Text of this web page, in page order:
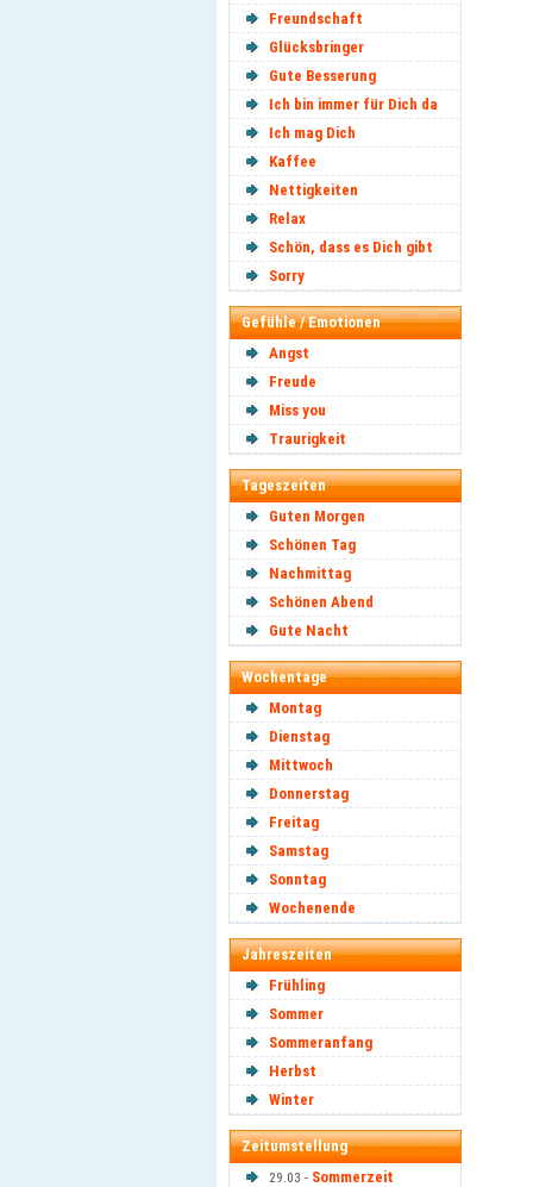
Freundschaft
Glücksbringer
Gute Besserung
Ich bin immer für Dich da
Ich mag Dich
Kaffee
Nettigkeiten
Relax
Schön, dass es Dich gibt
Sorry
Gefühle / Emotionen
Angst
Freude
Miss you
Traurigkeit
Tageszeiten
Guten Morgen
Schönen Tag
Nachmittag
Schönen Abend
Gute Nacht
Wochentage
Montag
Dienstag
Mittwoch
Donnerstag
Freitag
Samstag
Sonntag
Wochenende
Jahreszeiten
Frühling
Sommer
Sommeranfang
Herbst
Winter
Zeitumstellung
29.03 - Sommerzeit